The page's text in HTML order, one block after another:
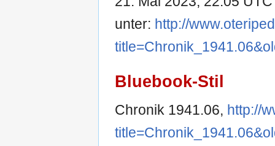
unter: http://
Bluebook-Stil
Chronik 1941.06, http://